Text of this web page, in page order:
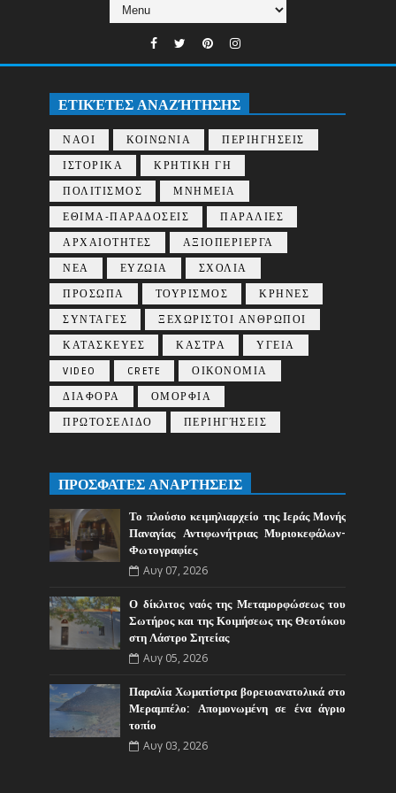
ΕΤΙΚΈΤΕΣ ΑΝΑΖΉΤΗΣΗΣ
ΝΑΟΙ ΚΟΙΝΩΝΙΑ
ΠΕΡΙΗΓΗΣΕΙΣ
ΙΣΤΟΡΙΚΑ
ΚΡΗΤΙΚΗ ΓΗ
ΠΟΛΙΤΙΣΜΟΣ
ΜΝΗΜΕΙΑ
ΕΘΙΜΑ-ΠΑΡΑΔΟΣΕΙΣ
ΠΑΡΑΛΙΕΣ
ΑΡΧΑΙΟΤΗΤΕΣ
ΑΞΙΟΠΕΡΙΕΡΓΑ
ΝΕΑ
ΕΥΖΩΙΑ
ΣΧΟΛΙΑ
ΠΡΟΣΩΠΑ
ΤΟΥΡΙΣΜΟΣ
ΚΡΗΝΕΣ
ΣΥΝΤΑΓΕΣ
ΞΕΧΩΡΙΣΤΟΙ ΑΝΘΡΩΠΟΙ
ΚΑΤΑΣΚΕΥΕΣ
ΚΑΣΤΡΑ
ΥΓΕΙΑ
VIDEO
CRETE
ΟΙΚΟΝΟΜΙΑ
ΔΙΑΦΟΡΑ
ΟΜΟΡΦΙΑ
ΠΡΩΤΟΣΕΛΙΔΟ
ΠΕΡΙΗΓΉΣΕΙΣ
ΠΡΟΣΦΑΤΕΣ ΑΝΑΡΤΗΣΕΙΣ
Το πλούσιο κειμηλιαρχείο της Ιεράς Μονής
Παναγίας Αντιφωνήτριας Μυριοκεφάλων-
Φωτογραφίες
Αυγ 07, 2026
Ο δίκλιτος ναός της Μεταμορφώσεως του
Σωτήρος και της Κοιμήσεως της Θεοτόκου
στη Λάστρο Σητείας
Αυγ 05, 2026
Παραλία Χωματίστρα βορειοανατολικά στο
Μεραμπέλο: Απομονωμένη σε ένα άγριο
τοπίο
Αυγ 03, 2026